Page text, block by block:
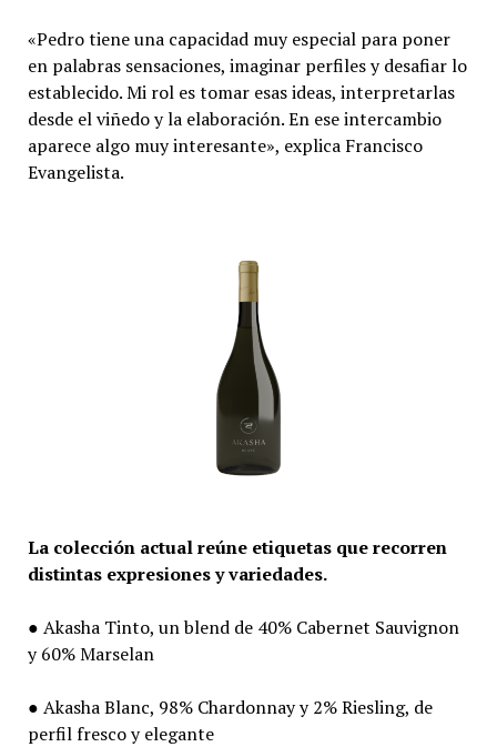
«Pedro tiene una capacidad muy especial para poner
en palabras sensaciones, imaginar perfiles y desafiar lo
establecido. Mi rol es tomar esas ideas, interpretarlas
desde el viñedo y la elaboración. En ese intercambio
aparece algo muy interesante», explica Francisco
Evangelista.
La colección actual reúne etiquetas que recorren
distintas expresiones y variedades.
● Akasha Tinto, un blend de 40% Cabernet Sauvignon
y 60% Marselan
● Akasha Blanc, 98% Chardonnay y 2% Riesling, de
perfil fresco y elegante